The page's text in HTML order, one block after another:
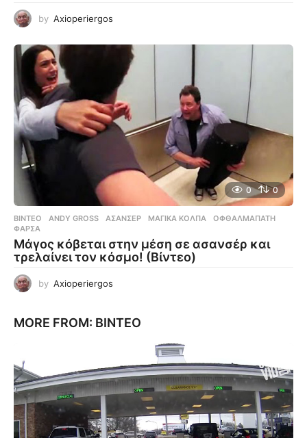
by Axioperiergos
0 0
ΒΊΝΤΕΟ ANDY GROSS ,ΑΣΑΝΣΈΡ ,ΜΑΓΙΚΆ ΚΌΛΠΑ ,ΟΦΘΑΛΜΑΠΆΤΗ
ΦΆΡΣΑ
Μάγος κόβεται στην μέση σε ασανσέρ και
τρελαίνει τον κόσμο! (Βίντεο)
by Axioperiergos
MORE FROM: ΒΊΝΤΕΟ